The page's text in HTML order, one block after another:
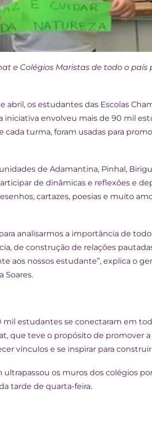
e Colégios Maristas de todo o
abril, os estudantes das Escolas
a iniciativa envolveu mais de 90 mil
cada turma, foram usadas para
de Adamantina, Pinhal,
de dinâmicas e reflexões e
cartazes, poesias e muito
analisarmos a importância de
de construção de relações
aos nossos estudante”, explica o
Soares.
mil estudantes se conectaram em
que teve o propósito de promover
vínculos e se inspirar para
ultrapassou os muros dos colégios
tarde de quarta-feira.